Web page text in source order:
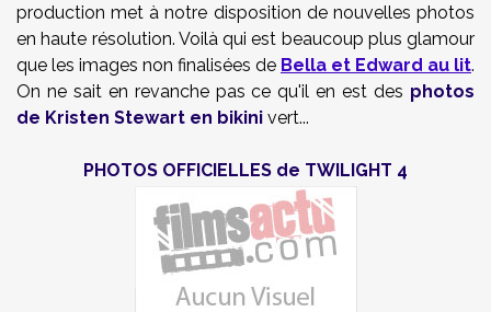
production met à notre disposition de nouvelles photos
en haute résolution. Voilà qui est beaucoup plus glamour
que les images non finalisées de Bella et Edward au lit.
On ne sait en revanche pas ce qu'il en est des photos
de Kristen Stewart en bikini vert...
PHOTOS OFFICIELLES de TWILIGHT 4